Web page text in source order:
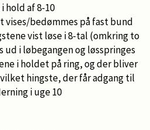
hold af 8-10
vises/bedømmes på fast bund
vist løse i 8-tal (omkring to
ud i løbegangen og løsspringes
i holdet på ring, og der bliver
hingste, der får adgang til
i uge 10